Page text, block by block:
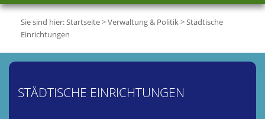
Sie sind hier:Startseite>Verwaltung & Politik>Städtische
Einrichtungen
STÄDTISCHE EINRICHTUNGEN